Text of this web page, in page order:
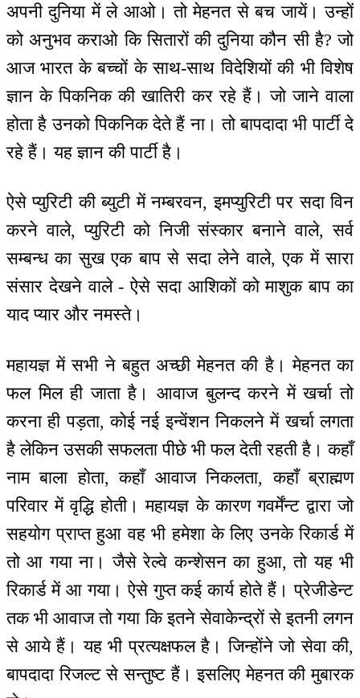
अपनी दुनिया में ले आओ। तो मेहनत से बच जायें। उन्हों
को अनुभव कराओ कि सितारों की दुनिया कौन सी है? जो
आज भारत के बच्चों के साथ-साथ विदेशियों की भी विशेष
ज्ञान के पिकनिक की खातिरी कर रहे हैं। जो जाने वाला
होता है उनको पिकनिक देते हैं ना। तो बापदादा भी पार्टी दे
रहे हैं। यह ज्ञान की पार्टी है।
ऐसे प्युरिटी की ब्युटी में नम्बरवन, इमप्युरिटी पर सदा विन
करने वाले, प्युरिटी को निजी संस्कार बनाने वाले, सर्व
सम्बन्ध का सुख एक बाप से सदा लेने वाले, एक में सारा
संसार देखने वाले - ऐसे सदा आशिकों को माशुक बाप का
याद प्यार और नमस्ते।
महायज्ञ में सभी ने बहुत अच्छी मेहनत की है। मेहनत का
फल मिल ही जाता है। आवाज बुलन्द करने में खर्चा तो
करना ही पड़ता, कोई नई इन्वेंशन निकलने में खर्चा लगता
है लेकिन उसकी सफलता पीछे भी फल देती रहती है। कहाँ
नाम बाला होता, कहाँ आवाज निकलता, कहाँ ब्राह्मण
परिवार में वृद्धि होती। महायज्ञ के कारण गवर्मेंन्ट द्वारा जो
सहयोग प्राप्त हुआ वह भी हमेशा के लिए उनके रिकार्ड में
तो आ गया ना। जैसे रेल्वे कन्शेसन का हुआ, तो यह भी
रिकार्ड में आ गया। ऐसे गुप्त कई कार्य होते हैं। प्रेजीडेन्ट
तक भी आवाज तो गया कि इतने सेवाकेन्‍द्रों से इतनी लगन
से आये हैं। यह भी प्रत्यक्षफल है। जिन्होंने जो सेवा की,
बापदादा रिजल्ट से सन्तुष्ट हैं। इसलिए मेहनत की मुबारक